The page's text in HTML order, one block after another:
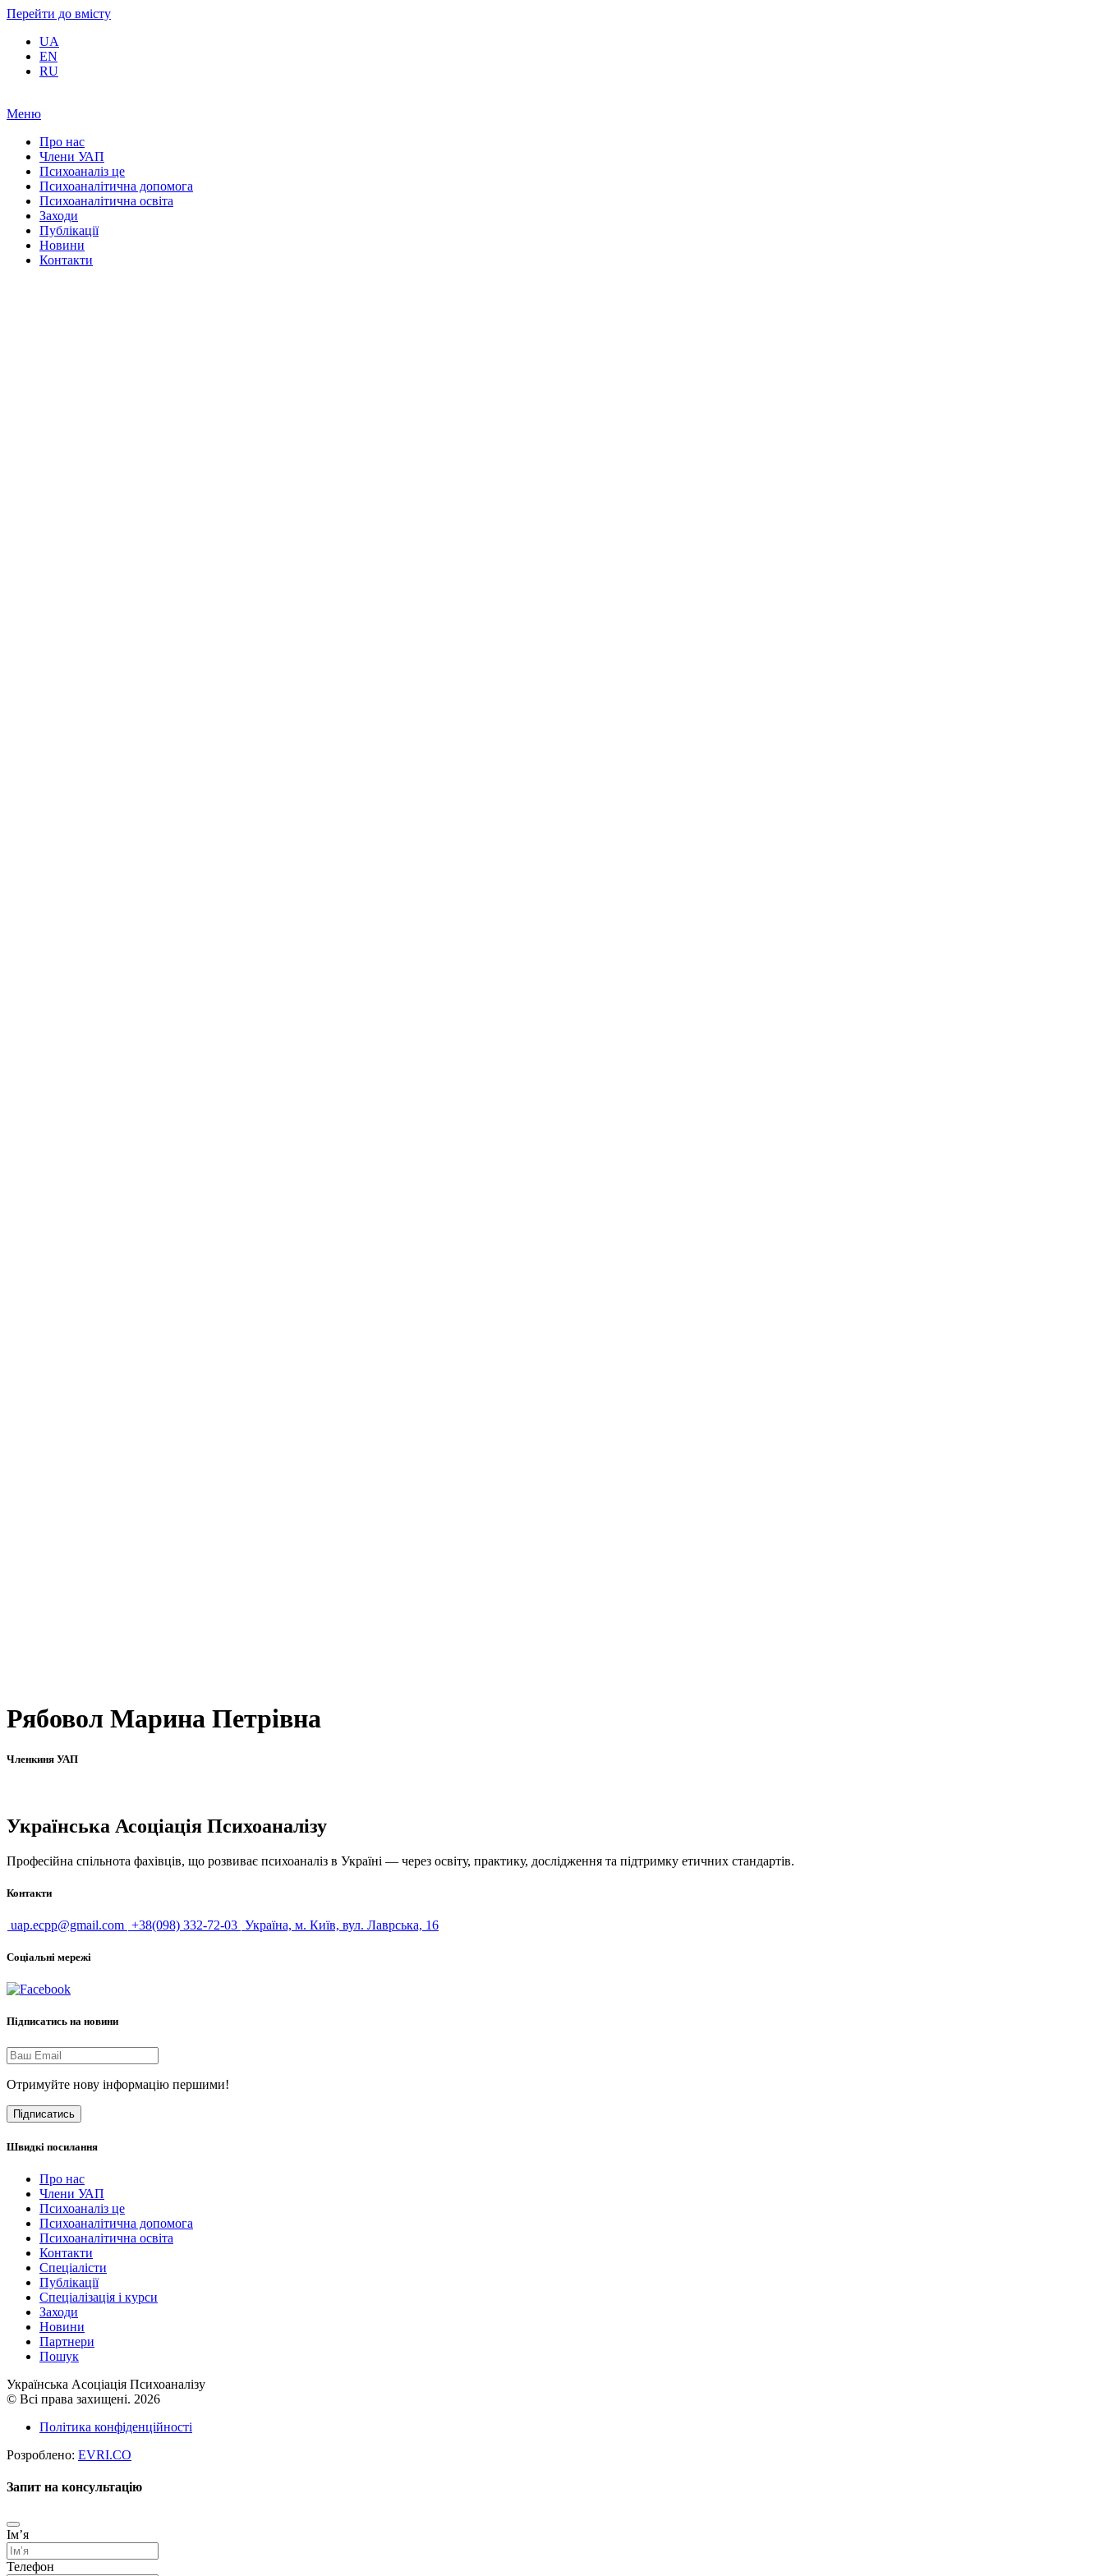
Перейти до вмісту
UA
EN
RU
Меню
Про нас
Члени УАП
Психоаналіз це
Психоаналітична допомога
Психоаналітична освіта
Заходи
Публікації
Новини
Контакти
Рябовол Марина Петрівна
Членкиня УАП
Українська Асоціація Психоаналізу
Професійна спільнота фахівців, що розвиває психоаналіз в Україні — через освіту, практику, дослідження та підтримку етичних стандартів.
Контакти
uap.ecpp@gmail.com +38(098) 332-72-03 Україна, м. Київ, вул. Лаврська, 16
Соціальні мережі
Підписатись на новини
Отримуйте нову інформацію першими!
Підписатись
Швидкі посилання
Про нас
Члени УАП
Психоаналіз це
Психоаналітична допомога
Психоаналітична освіта
Контакти
Спеціалісти
Публікації
Cпеціалізація і курси
Заходи
Новини
Партнери
Пошук
Українська Асоціація Психоаналізу
© Всі права захищені. 2026
Політика конфіденційності
Розроблено: EVRI.CO
Запит на консультацію
Імʼя
Телефон